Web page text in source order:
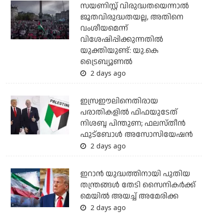
സയണിസ്റ്റ് വിരുദ്ധതയെന്നാല്‍
ജൂതവിരുദ്ധതയല്ല, അതിനെ
വംശീയമെന്ന്
വിശേഷിപ്പിക്കുന്നതില്‍
യുക്തിയുണ്ട്: യു.കെ
ട്രൈബ്യൂണല്‍
2 days ago
ഇസ്രഈലിനെതിരായ
പരാതികളില്‍ ഫിഫയുടേത്
നിശബ്ദ പിന്തുണ; ഫലസ്തീന്‍
ഫുട്‌ബോള്‍ അസോസിയേഷന്‍
2 days ago
ഇറാന്‍ യുദ്ധത്തിനായി പുതിയ
തന്ത്രങ്ങള്‍ തേടി സൈനികര്‍ക്ക്
മെയില്‍ അയച്ച് അമേരിക്ക
2 days ago